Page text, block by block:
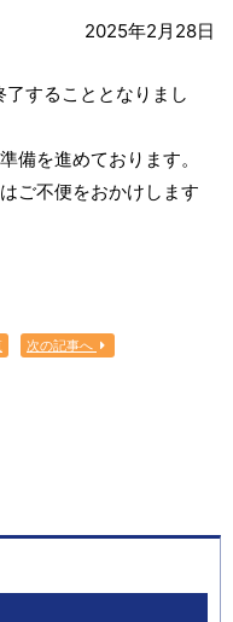
2025年2月28日
することとなりまし
備を進めております。
ご不便をおかけします
次の記事へ